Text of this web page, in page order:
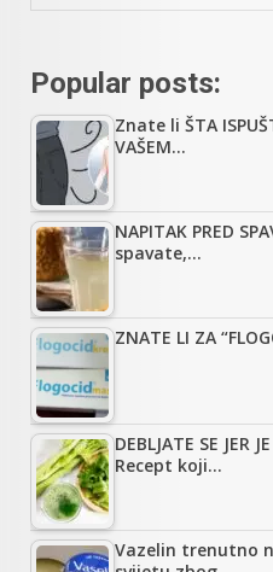
Popular posts:
Znate li ŠTA
VAŠEM…
NAPITAK PRED
spavate,…
ZNATE LI ZA
DEBLJATE SE JER
Recept koji…
Vazelin trenutno